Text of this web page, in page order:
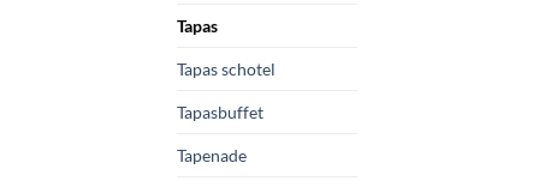
Tapas
Tapas schotel
Tapasbuffet
Tapenade